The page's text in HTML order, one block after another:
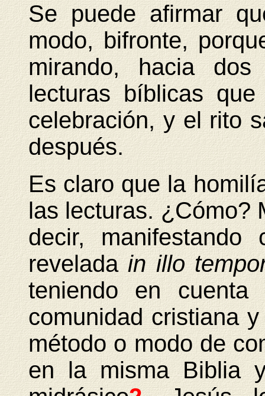
Se puede afirmar
modo, bifronte,
mirando, hacia dos
lecturas bíblicas
celebración, y el rito
después.
Es claro que la
las lecturas. ¿Cómo?
decir,
reveladain illo
teniendo en
comunidad cristiana
método o modo de
en la misma Biblia